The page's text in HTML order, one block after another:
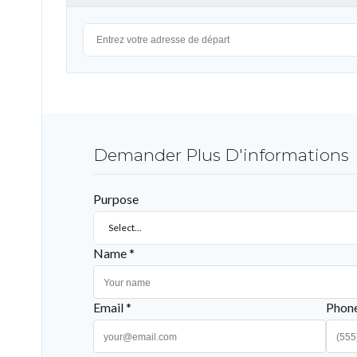
Demander Plus D'informations
Purpose
Select...
Name *
Email *